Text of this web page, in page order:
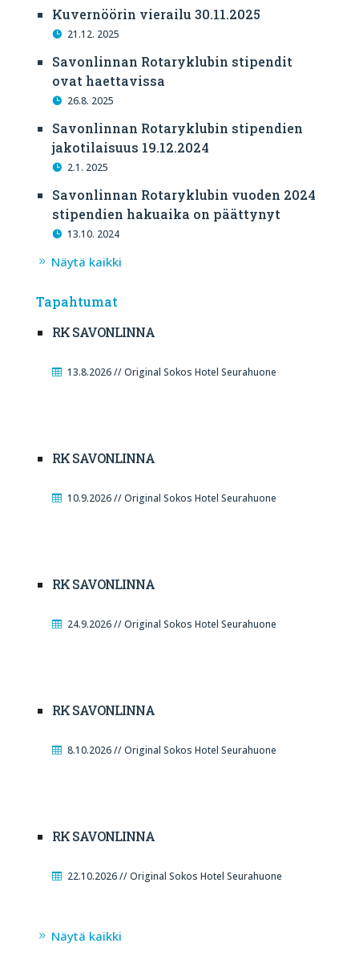
Kuvernöörin vierailu 30.11.2025
21.12. 2025
Savonlinnan Rotaryklubin stipendit
ovat haettavissa
26.8. 2025
Savonlinnan Rotaryklubin stipendien
jakotilaisuus 19.12.2024
2.1. 2025
Savonlinnan Rotaryklubin vuoden 2024
stipendien hakuaika on päättynyt
13.10. 2024
Näytä kaikki
Tapahtumat
RK SAVONLINNA
13.8.2026 // Original Sokos Hotel Seurahuone
RK SAVONLINNA
10.9.2026 // Original Sokos Hotel Seurahuone
RK SAVONLINNA
24.9.2026 // Original Sokos Hotel Seurahuone
RK SAVONLINNA
8.10.2026 // Original Sokos Hotel Seurahuone
RK SAVONLINNA
22.10.2026 // Original Sokos Hotel Seurahuone
Näytä kaikki